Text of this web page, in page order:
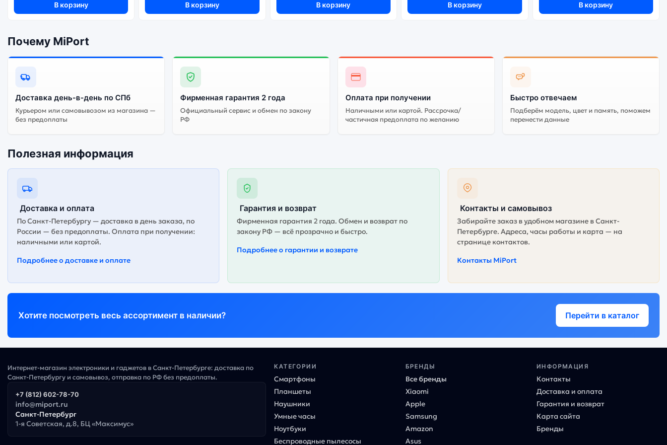
В корзину В корзину В корзину В корзину В корзину
Почему MiPort
Доставка день-в-день по СПб
Курьером или самовывозом из магазина —
без предоплаты
Фирменная гарантия 2 года
Официальный сервис и обмен по закону
РФ
Оплата при получении
Наличными или картой. Рассрочка/
частичная предоплата по желанию
Быстро отвечаем
Подберём модель, цвет и память, поможем
перенести данные
Полезная информация
Доставка и оплата
По Санкт-Петербургу — доставка в день заказа, по
России — без предоплаты. Оплата при получении:
наличными или картой.
Подробнее о доставке и оплате
Гарантия и возврат
Фирменная гарантия 2 года. Обмен и возврат по
закону РФ — всё прозрачно и быстро.
Подробнее о гарантии и возврате
Контакты и самовывоз
Забирайте заказ в удобном магазине в Санкт-
Петербурге. Адреса, часы работы и карта — на
странице контактов.
Контакты MiPort
Хотите посмотреть весь ассортимент в наличии? Перейти в каталог
Интернет-магазин электроники и гаджетов в Санкт-Петербурге: доставка по
Санкт-Петербургу и самовывоз, отправка по РФ без предоплаты.
+7 (812) 602-78-70
info@miport.ru
Санкт-Петербург
1-я Советская, д.8, БЦ «Максимус»
КАТЕГОРИИ
Смартфоны
Планшеты
Наушники
Умные часы
Ноутбуки
Беспроводные пылесосы
БРЕНДЫ
Все бренды
Xiaomi
Apple
Samsung
Amazon
Asus
ИНФОРМАЦИЯ
Контакты
Доставка и оплата
Гарантия и возврат
Карта сайта
Бренды